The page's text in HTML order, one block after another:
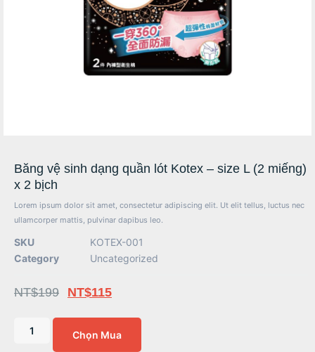
Băng vệ sinh dạng quần lót Kotex – size L (2 miếng)
x 2 bịch
Lorem ipsum dolor sit amet, consectetur adipiscing elit. Ut elit tellus, luctus nec
ullamcorper mattis, pulvinar dapibus leo.
SKU
KOTEX-001
Category
Uncategorized
NT$199 NT$115
Chọn Mua